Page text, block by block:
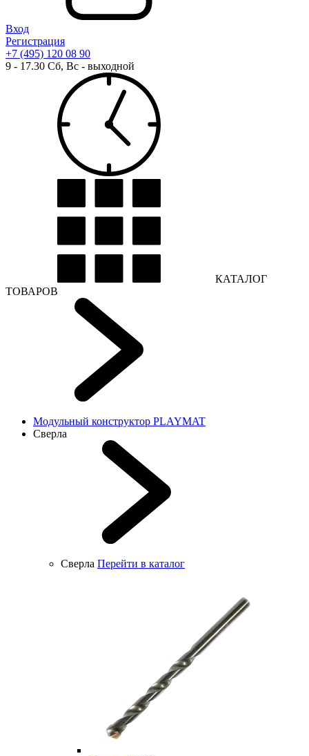
Вход
Регистрация
+7 (495) 120 08 90
9 - 17.30 Сб, Вс - выходной
КАТАЛОГ
ТОВАРОВ
Модульный конструктор PLAYMAT
Сверла
Сверла Перейти в каталог